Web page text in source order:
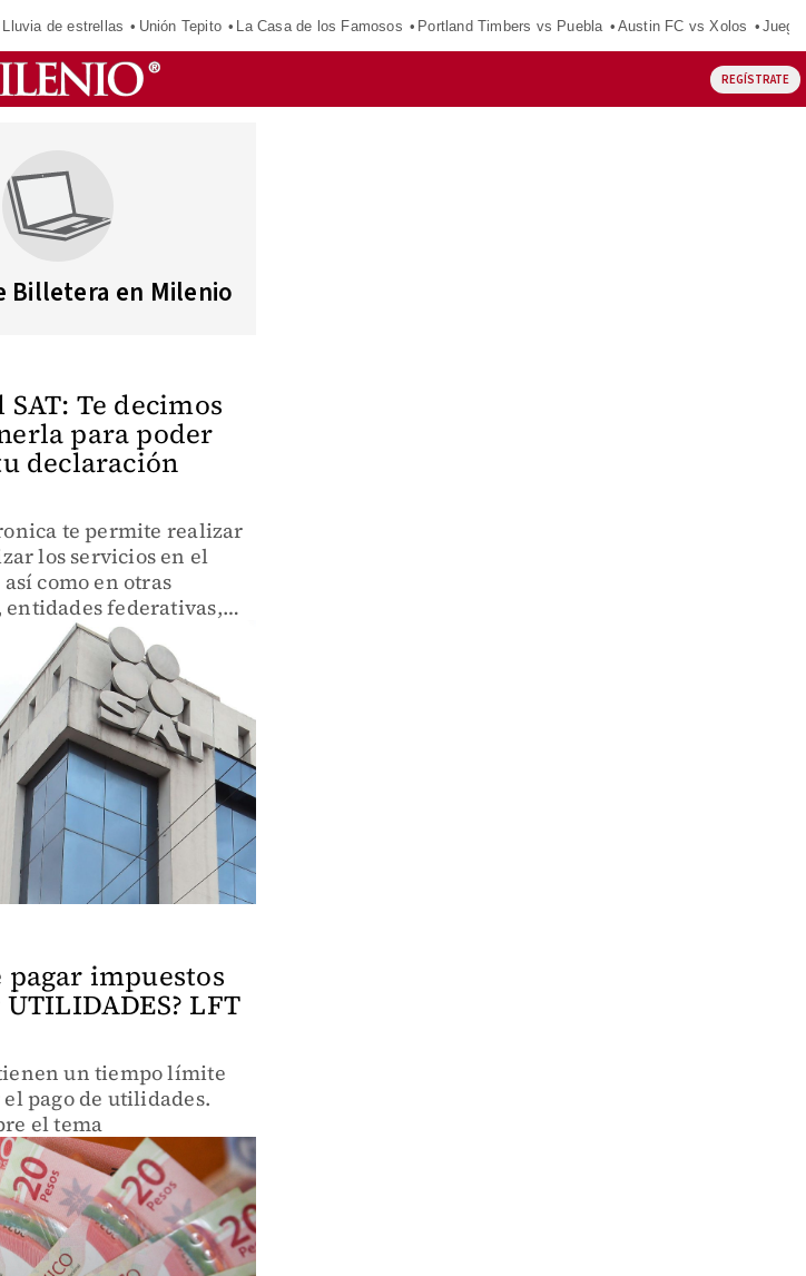
Lluvia de estrellas Unión Tepito La Casa de los Famosos Portland Timbers vs Puebla Austin FC vs Xolos
REGÍSTRATE
Billetera en Milenio
Te decimos
para poder
declaración
te permite realizar
los servicios en el
como en otras
entidades federativas,
iniciativa privada.
pagar impuestos
LFT
un tiempo límite
pago de utilidades.
el tema